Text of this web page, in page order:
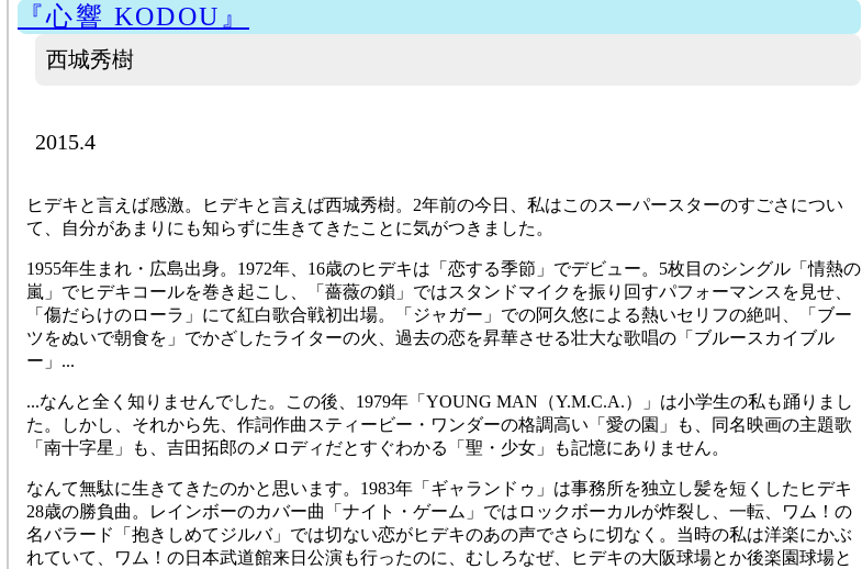
『心響 KODOU』
西城秀樹
2015.4
ヒデキと言えば感激。ヒデキと言えば西城秀樹。2年前の今日、私はこのスーパースターのすごさについ
て、自分があまりにも知らずに生きてきたことに気がつきました。
1955年生まれ・広島出身。1972年、16歳のヒデキは「恋する季節」でデビュー。5枚目のシングル「情熱の
嵐」でヒデキコールを巻き起こし、「薔薇の鎖」ではスタンドマイクを振り回すパフォーマンスを見せ、
「傷だらけのローラ」にて紅白歌合戦初出場。「ジャガー」での阿久悠による熱いセリフの絶叫、「ブー
ツをぬいで朝食を」でかざしたライターの火、過去の恋を昇華させる壮大な歌唱の「ブルースカイブル
ー」...
...なんと全く知りませんでした。この後、1979年「YOUNG MAN（Y.M.C.A.）」は小学生の私も踊りまし
た。しかし、それから先、作詞作曲スティービー・ワンダーの格調高い「愛の園」も、同名映画の主題歌
「南十字星」も、吉田拓郎のメロディだとすぐわかる「聖・少女」も記憶にありません。
なんて無駄に生きてきたのかと思います。1983年「ギャランドゥ」は事務所を独立し髪を短くしたヒデキ
28歳の勝負曲。レインボーのカバー曲「ナイト・ゲーム」ではロックボーカルが炸裂し、一転、ワム！の
名バラード「抱きしめてジルバ」では切ない恋がヒデキのあの声でさらに切なく。当時の私は洋楽にかぶ
れていて、ワム！の日本武道館来日公演も行ったのに、むしろなぜ、ヒデキの大阪球場とか後楽園球場と